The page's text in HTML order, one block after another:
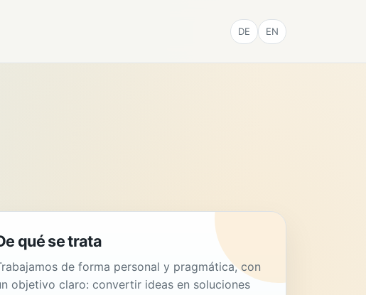
DE EN
qué se trata
de forma personal y pragmática, con
objetivo claro: convertir ideas en soluciones